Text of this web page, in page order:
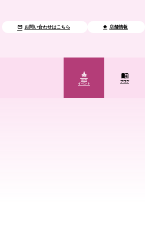
お問い合わせはこちら 店舗情報
ヨガ
イベント
ブログ